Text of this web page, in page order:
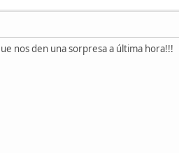
nos den una sorpresa a última hora!!!